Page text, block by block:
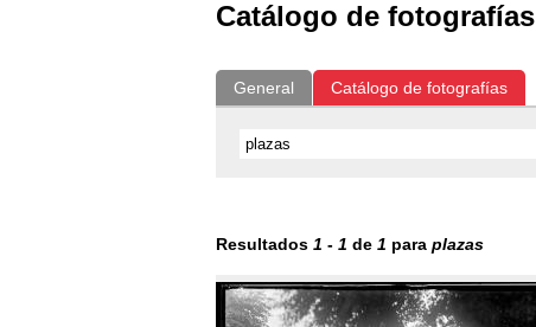
Catálogo de fotografías
General Catálogo de fotografías
Resultados 1 - 1 de 1 para plazas